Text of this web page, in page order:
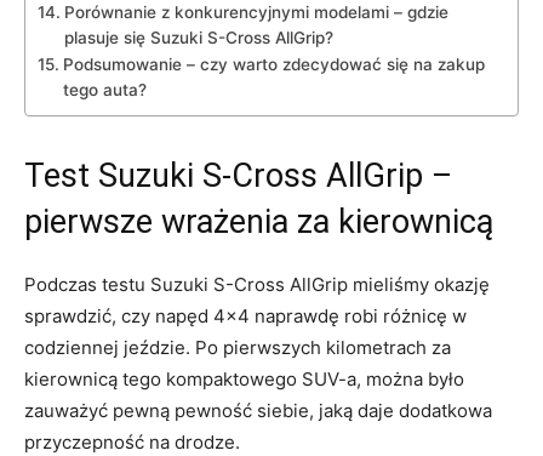
Porównanie⁤ z konkurencyjnymi modelami – gdzie
plasuje się Suzuki S-Cross AllGrip?
Podsumowanie –⁢ czy warto zdecydować się na zakup
tego auta?
Test Suzuki S-Cross⁣ AllGrip –
pierwsze wrażenia za kierownicą
Podczas testu Suzuki S-Cross AllGrip ​mieliśmy okazję
sprawdzić, czy napęd 4×4 naprawdę robi różnicę w
codziennej jeździe. Po pierwszych kilometrach za
kierownicą tego kompaktowego SUV-a, można ⁣było‍
zauważyć ‌pewną pewność siebie, jaką daje dodatkowa
przyczepność na drodze.